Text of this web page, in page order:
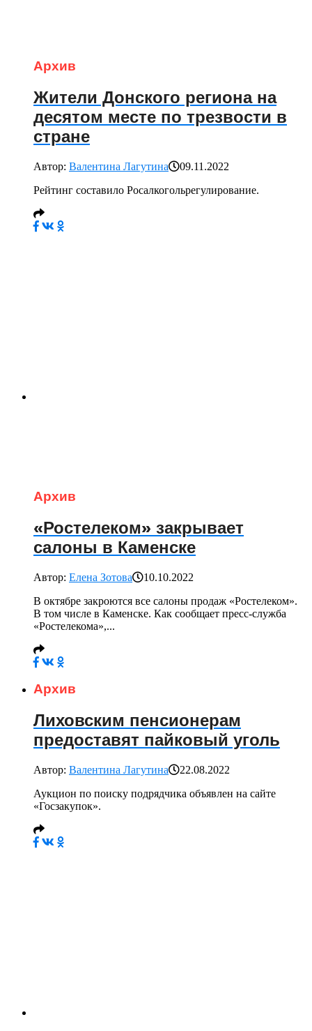
Архив
Жители Донского региона на
десятом месте по трезвости в
стране
Автор: Валентина Лагутина
09.11.2022
Рейтинг составило Росалкогольрегулирование.
Архив
«Ростелеком» закрывает
салоны в Каменске
Автор: Елена Зотова
10.10.2022
В октябре закроются все салоны продаж «Ростелеком».
В том числе в Каменске. Как сообщает пресс-служба
«Ростелекома»,...
Архив
Лиховским пенсионерам
предоставят пайковый уголь
Автор: Валентина Лагутина
22.08.2022
Аукцион по поиску подрядчика объявлен на сайте
«Госзакупок».